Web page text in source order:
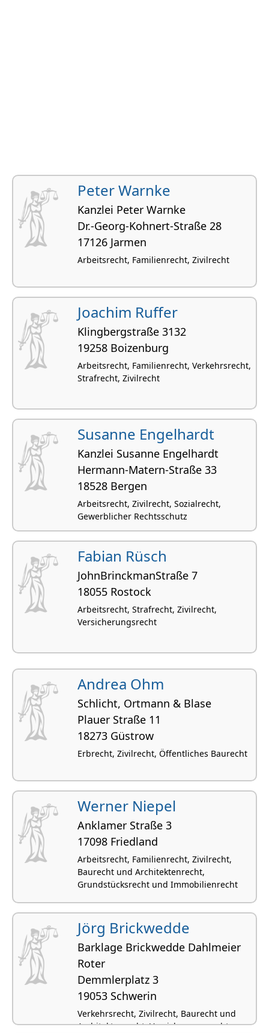
Peter Warnke
Kanzlei Peter Warnke
Dr.-Georg-Kohnert-Straße 28
17126 Jarmen
Arbeitsrecht, Familienrecht, Zivilrecht
Joachim Ruffer
Klingbergstraße 3132
19258 Boizenburg
Arbeitsrecht, Familienrecht, Verkehrsrecht,
Strafrecht, Zivilrecht
Susanne Engelhardt
Kanzlei Susanne Engelhardt
Hermann-Matern-Straße 33
18528 Bergen
Arbeitsrecht, Zivilrecht, Sozialrecht,
Gewerblicher Rechtsschutz
Fabian Rüsch
JohnBrinckmanStraße 7
18055 Rostock
Arbeitsrecht, Strafrecht, Zivilrecht,
Versicherungsrecht
Andrea Ohm
Schlicht, Ortmann & Blase
Plauer Straße 11
18273 Güstrow
Erbrecht, Zivilrecht, Öffentliches Baurecht
Werner Niepel
Anklamer Straße 3
17098 Friedland
Arbeitsrecht, Familienrecht, Zivilrecht,
Baurecht und Architektenrecht,
Grundstücksrecht und Immobilienrecht
Jörg Brickwedde
Barklage Brickwedde Dahlmeier
Roter
Demmlerplatz 3
19053 Schwerin
Verkehrsrecht, Zivilrecht, Baurecht und
Architektenrecht, Versicherungsrecht